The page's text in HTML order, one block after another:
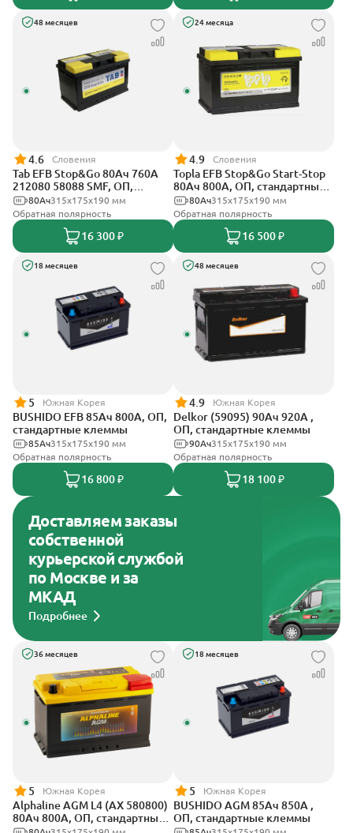
48 месяцев
4.6 Словения
Tab EFB Stop&Go 80Ач 760А
212080 58088 SMF, ОП,
стандартные клеммы
315x175x190 мм
80Ач
Обратная полярность
16 300 ₽
24 месяца
4.9 Словения
Topla EFB Stop&Go Start-Stop
80Ач 800А, ОП, стандартные
клеммы315x175x190 мм
80Ач
Обратная полярность
16 500 ₽
18 месяцев
5 Южная Корея
BUSHIDO EFB 85Ач 800А, ОП,
стандартные клеммы
315x175x190 мм
85Ач
Обратная полярность
16 800 ₽
48 месяцев
4.9 Южная Корея
Delkor (59095) 90Ач 920А ,
ОП, стандартные клеммы
315x175x190 мм
90Ач
Обратная полярность
18 100 ₽
Доставляем заказы
собственной
курьерской службой
по Москве и за
МКАД
Подробнее
36 месяцев
5 Южная Корея
Alphaline AGM L4 (AX 580800)
80Ач 800А, ОП, стандартные
18 месяцев
5 Южная Корея
BUSHIDO AGM 85Ач 850А ,
ОП, стандартные клеммы